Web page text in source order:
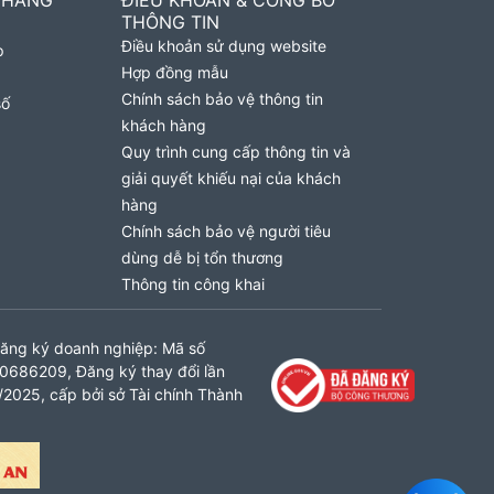
THÔNG TIN
Điều khoản sử dụng website
Hợp đồng mẫu
Chính sách bảo vệ thông tin
khách hàng
Quy trình cung cấp thông tin và
giải quyết khiếu nại của khách
hàng
Chính sách bảo vệ người tiêu
dùng dễ bị tổn thương
Thông tin công khai
ký doanh nghiệp: Mã số
Đăng ký thay đổi lần
cấp bởi sở Tài chính Thành